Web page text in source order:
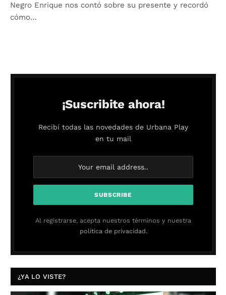
Negro Enrique nos contó sobre su presente y recordó
cómo…
¡Suscribite ahora!
Recibí todas las novedades de Urbana Play
en tu mail
Al registrarse, acepta nuestros términos y nuestra
política de privacidad.
¿YA LO VISTE?